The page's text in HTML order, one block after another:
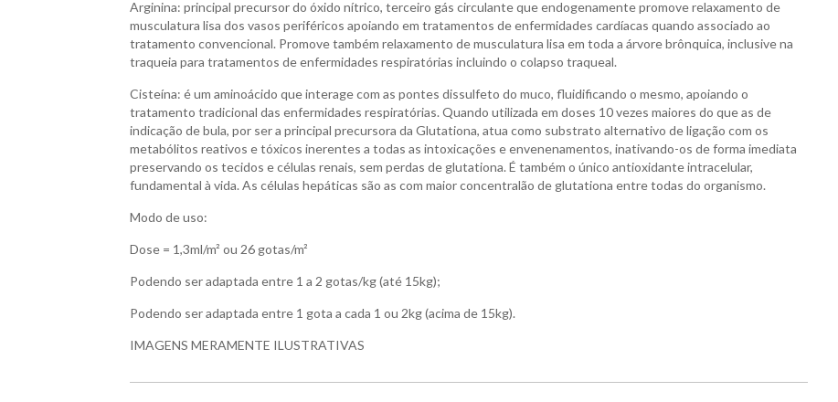
Arginina: principal precursor do óxido nítrico, terceiro gás circulante que endogenamente promove relaxamento de
musculatura lisa dos vasos periféricos apoiando em tratamentos de enfermidades cardíacas quando associado ao
tratamento convencional. Promove também relaxamento de musculatura lisa em toda a árvore brônquica, inclusive na
traqueia para tratamentos de enfermidades respiratórias incluindo o colapso traqueal.
Cisteína: é um aminoácido que interage com as pontes dissulfeto do muco, fluidificando o mesmo, apoiando o
tratamento tradicional das enfermidades respiratórias. Quando utilizada em doses 10 vezes maiores do que as de
indicação de bula, por ser a principal precursora da Glutationa, atua como substrato alternativo de ligação com os
metabólitos reativos e tóxicos inerentes a todas as intoxicações e envenenamentos, inativando-os de forma imediata
preservando os tecidos e células renais, sem perdas de glutationa. É também o único antioxidante intracelular,
fundamental à vida. As células hepáticas são as com maior concentralão de glutationa entre todas do organismo.
Modo de uso:
Dose = 1,3ml/m² ou 26 gotas/m²
Podendo ser adaptada entre 1 a 2 gotas/kg (até 15kg);
Podendo ser adaptada entre 1 gota a cada 1 ou 2kg (acima de 15kg).
IMAGENS MERAMENTE ILUSTRATIVAS